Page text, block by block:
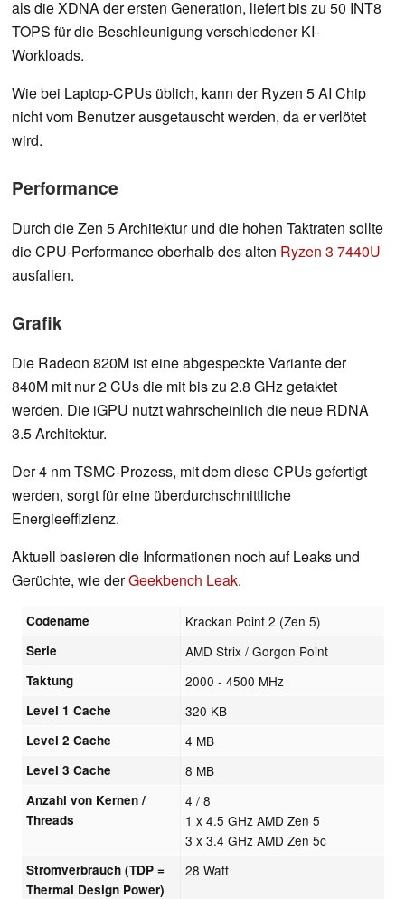
als die XDNA der ersten Generation, liefert bis zu 50 INT8
TOPS für die Beschleunigung verschiedener KI-
Workloads.
Wie bei Laptop-CPUs üblich, kann der Ryzen 5 AI Chip
nicht vom Benutzer ausgetauscht werden, da er verlötet
wird.
Performance
Durch die Zen 5 Architektur und die hohen Taktraten sollte
die CPU-Performance oberhalb des alten Ryzen 3 7440U
ausfallen.
Grafik
Die Radeon 820M ist eine abgespeckte Variante der
840M mit nur 2 CUs die mit bis zu 2.8 GHz getaktet
werden. Die iGPU nutzt wahrscheinlich die neue RDNA
3.5 Architektur.
Der 4 nm TSMC-Prozess, mit dem diese CPUs gefertigt
werden, sorgt für eine überdurchschnittliche
Energieeffizienz.
Aktuell basieren die Informationen noch auf Leaks und
Gerüchte, wie derGeekbench Leak.
Codename Krackan Point 2 (Zen 5)
Serie AMD Strix / Gorgon Point
Taktung 2000 - 4500 MHz
Level 1 Cache 320 KB
Level 2 Cache 4 MB
Level 3 Cache 8 MB
Anzahl von Kernen /
Threads
4 / 8
1 x 4.5 GHz AMD Zen 5
3 x 3.4 GHz AMD Zen 5c
Stromverbrauch (TDP =
Thermal Design Power)
28 Watt